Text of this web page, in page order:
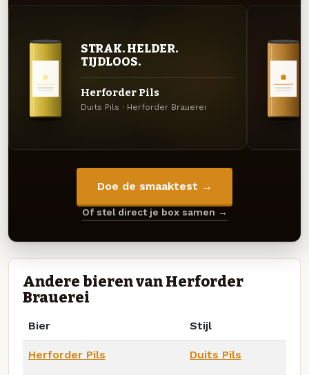
STRAK. HELDER.
TIJDLOOS.
Herforder Pils
Duits Pils · Herforder Brauerei
Doe de smaaktest →
Of stel direct je box samen →
Andere bieren van Herforder
Brauerei
Bier Stijl
Herforder Pils Duits Pils